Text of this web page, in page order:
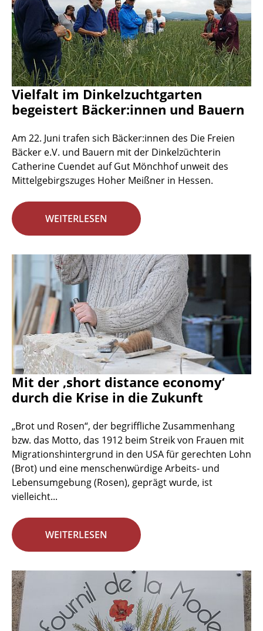
Vielfalt im Dinkelzuchtgarten
begeistert Bäcker:innen und Bauern
Am 22. Juni trafen sich Bäcker:innen des Die Freien
Bäcker e.V. und Bauern mit der Dinkelzüchterin
Catherine Cuendet auf Gut Mönchhof unweit des
Mittelgebirgszuges Hoher Meißner in Hessen.
WEITERLESEN
Mit der ‚short distance economy‘
durch die Krise in die Zukunft
„Brot und Rosen“, der begriffliche Zusammenhang
bzw. das Motto, das 1912 beim Streik von Frauen mit
Migrationshintergrund in den USA für gerechten Lohn
(Brot) und eine menschenwürdige Arbeits- und
Lebensumgebung (Rosen), geprägt wurde, ist
vielleicht...
WEITERLESEN